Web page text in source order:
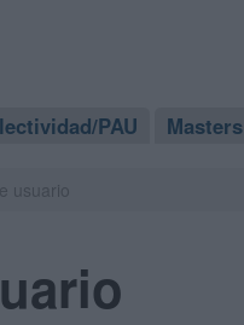
PAU Masters